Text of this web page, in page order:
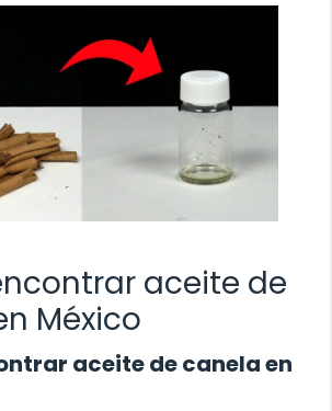
aceite de
México
aceite de canela en